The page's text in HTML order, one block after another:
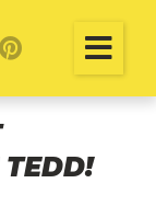
TEDD!